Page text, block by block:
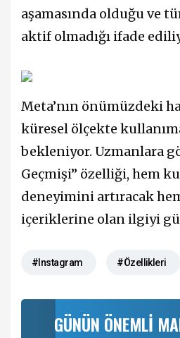
aşamasında olduğu ve
aktif olmadığı ifade
Meta’nın önümüzdeki
küresel ölçekte
bekleniyor. Uzmanlara
Geçmişi” özelliği, hem
deneyimini artıracak
içeriklerine olan ilgiyi
#Instagram #Özellikleri
GÜNÜN ÖNEMLİ